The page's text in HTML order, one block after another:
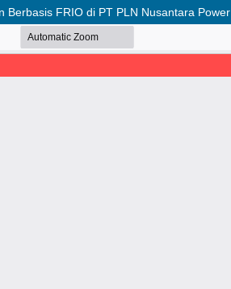
Berbasis FRIO di PT PLN Nusantara Power